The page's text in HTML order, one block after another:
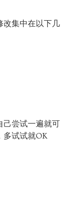
改集中在以下几
己尝试一遍就可
多试试就OK